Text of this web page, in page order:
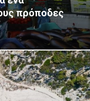
πρόποδες